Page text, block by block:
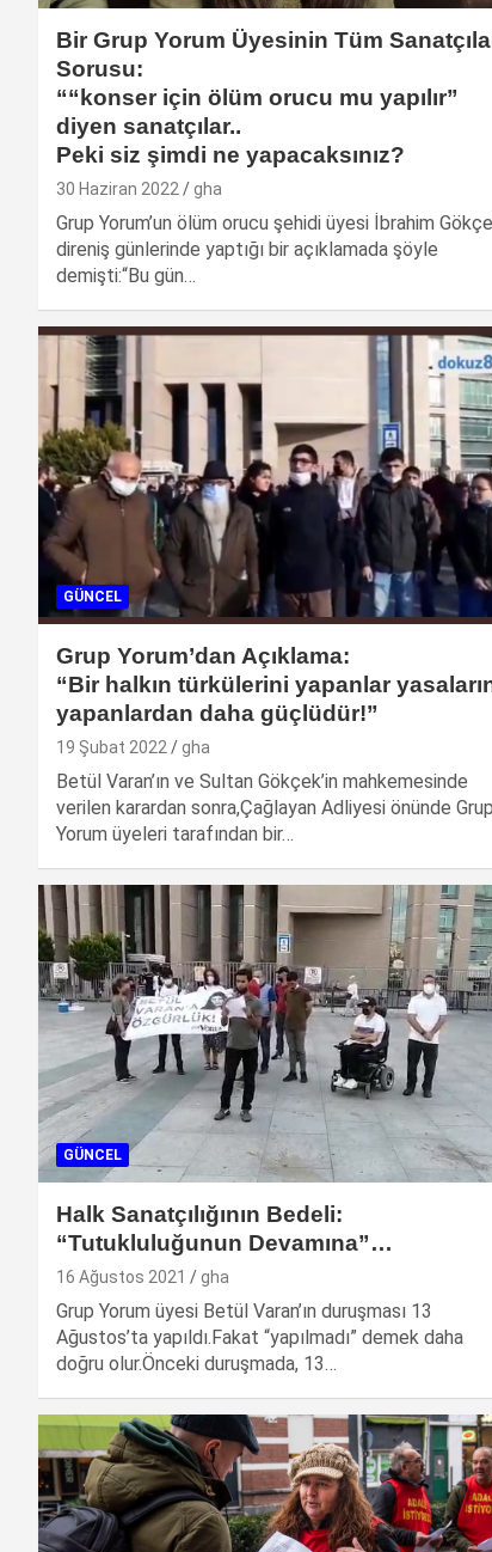
Bir Grup Yorum Üyesinin Tüm
Sorusu:
““konser için ölüm orucu mu yapılır”
diyen sanatçılar..
Peki siz şimdi ne yapacaksınız?
30 Haziran 2022 gha
Grup Yorum’un ölüm orucu şehidi üyesi İbrahim
direniş günlerinde yaptığı bir açıklamada şöyle
demişti:“Bu gün…
GÜNCEL
Grup Yorum’dan Açıklama:
“Bir halkın türkülerini yapanlar
yapanlardan daha güçlüdür!”
19 Şubat 2022 gha
Betül Varan’ın ve Sultan Gökçek’in mahkemesinde
verilen karardan sonra,Çağlayan Adliyesi önünde Grup
Yorum üyeleri tarafından bir…
GÜNCEL
Halk Sanatçılığının Bedeli:
“Tutukluluğunun Devamına”…
16 Ağustos 2021 gha
Grup Yorum üyesi Betül Varan’ın duruşması 13
Ağustos’ta yapıldı.Fakat “yapılmadı” demek daha
doğru olur.Önceki duruşmada, 13…